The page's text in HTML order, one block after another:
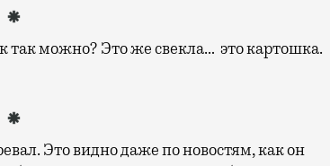
можно? Это же свекла… это картошка.
Это видно даже по новостям, как он